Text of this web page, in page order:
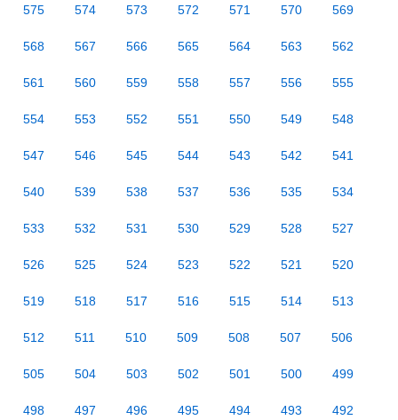
575 574 573 572 571 570 569
568 567 566 565 564 563 562
561 560 559 558 557 556 555
554 553 552 551 550 549 548
547 546 545 544 543 542 541
540 539 538 537 536 535 534
533 532 531 530 529 528 527
526 525 524 523 522 521 520
519 518 517 516 515 514 513
512 511 510 509 508 507 506
505 504 503 502 501 500 499
498 497 496 495 494 493 492